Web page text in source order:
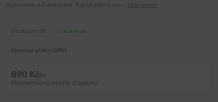
Busardem a Dimitrisem Agrafiostem vzn... celý popis
Dostupnost skladem
Nejsme plátci DPH
890 Kč/ks
Momentálně není k dispozici